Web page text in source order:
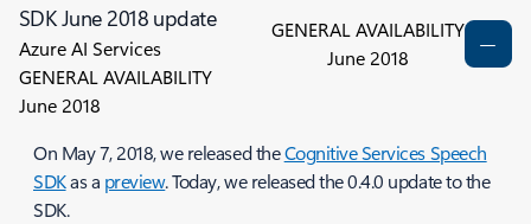
SDK June 2018 update
Azure AI Services
GENERAL AVAILABILITY
June 2018
GENERAL AVAILABILITY
June 2018
On May 7, 2018, we released theCognitive Services Speech
SDKas a preview. Today, we released the 0.4.0 update to the
SDK.